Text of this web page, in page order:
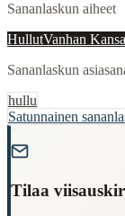
Sananlaskun aiheet
HullutVanhan
Sananlaskun
hullu
Satunnainen
Tilaa